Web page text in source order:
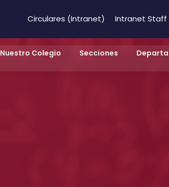
Circulares (Intranet) Intranet Staff
Nuestro Colegio Secciones